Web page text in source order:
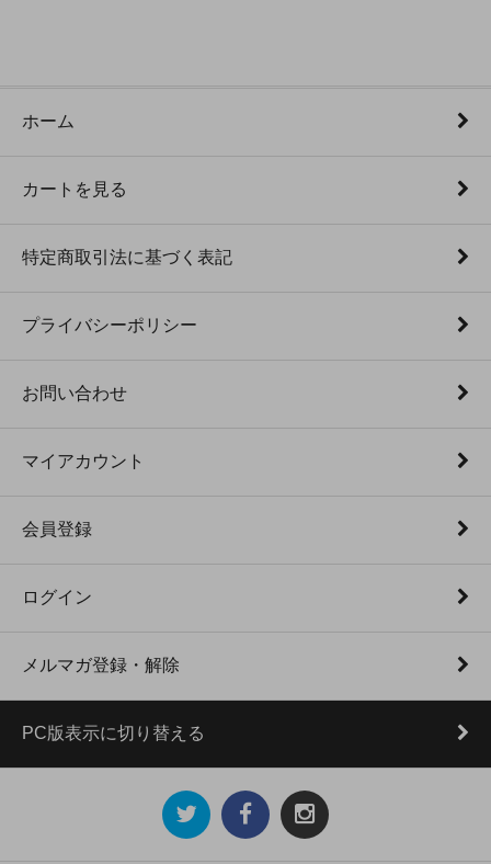
ホーム
カートを見る
特定商取引法に基づく表記
プライバシーポリシー
お問い合わせ
マイアカウント
会員登録
ログイン
メルマガ登録・解除
PC版表示に切り替える